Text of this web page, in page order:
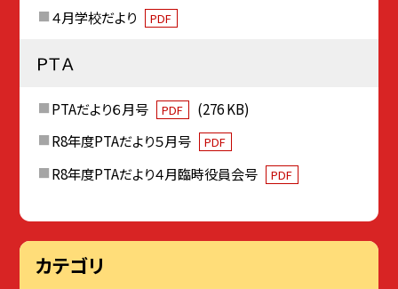
４月学校だより PDF
ＰＴＡ
PTAだより６月号 PDF
(276 KB)
R8年度PTAだより５月号
PDF
R8年度PTAだより４月臨時役員会号 PDF
カテゴリ